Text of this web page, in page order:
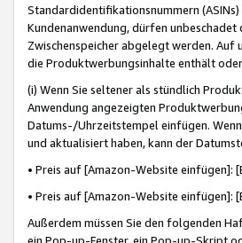
Standardidentifikationsnummern
Kundenanwendung, dürfen
Zwischenspeicher abgelegt werden. Auf
die Produktwerbungsinhalte enthält
(i) Wenn Sie seltener als stündlich
Anwendung angezeigten
Datums-/Uhrzeitstempel einfügen.
und aktualisiert haben, kann der
• Preis auf [Amazon-Website einfügen]:
• Preis auf [Amazon-Website
Außerdem müssen Sie den folgenden
ein Pop-up-Fenster, ein Pop-up-Skript